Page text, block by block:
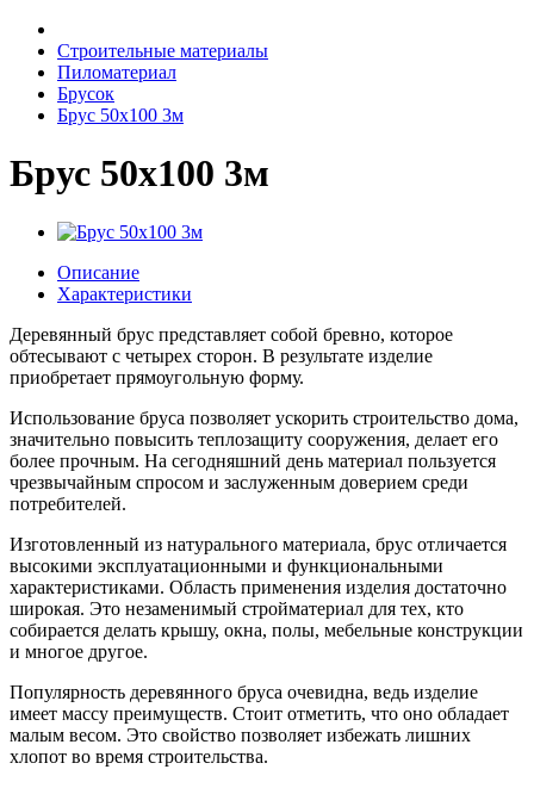
Строительные материалы
Пиломатериал
Брусок
Брус 50х100 3м
Брус 50х100 3м
Описание
Характеристики
Деревянный брус представляет собой бревно, которое
обтесывают с четырех сторон. В результате изделие
приобретает прямоугольную форму.
Использование бруса позволяет ускорить строительство дома,
значительно повысить теплозащиту сооружения, делает его
более прочным. На сегодняшний день материал пользуется
чрезвычайным спросом и заслуженным доверием среди
потребителей.
Изготовленный из натурального материала, брус отличается
высокими эксплуатационными и функциональными
характеристиками. Область применения изделия достаточно
широкая. Это незаменимый стройматериал для тех, кто
собирается делать крышу, окна, полы, мебельные конструкции
и многое другое.
Популярность деревянного бруса очевидна, ведь изделие
имеет массу преимуществ. Стоит отметить, что оно обладает
малым весом. Это свойство позволяет избежать лишних
хлопот во время строительства.